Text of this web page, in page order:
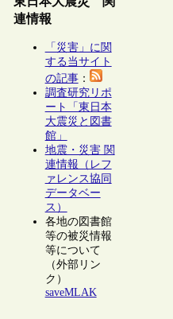
連情報
「災害」に関
する当サイト
の記事：
調査研究リポ
ート「東日本
大震災と図書
館」
地震・災害 関
連情報（レフ
ァレンス協同
データベー
ス）
各地の図書館
等の被災情報
等について
（外部リン
ク）
saveMLAK